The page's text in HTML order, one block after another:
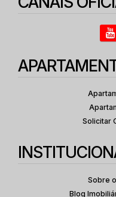
Solicitar
Sobre
Blog